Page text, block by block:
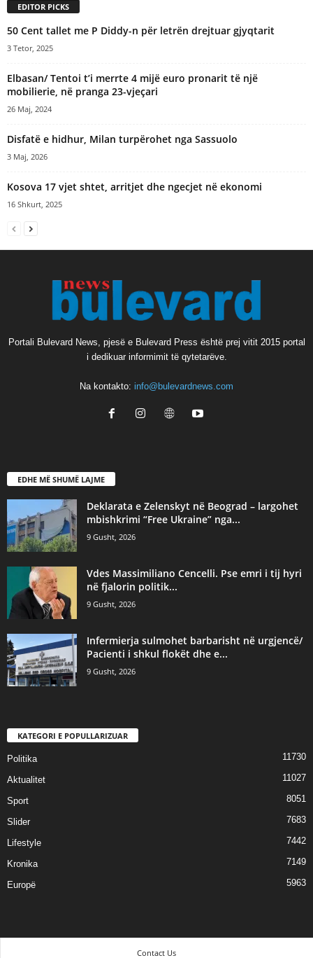
:
EDITOR PICKS
50 Cent tallet me P Diddy-n për letrën drejtuar gjyqtarit
3 Tetor, 2025
Elbasan/ Tentoi t’i merrte 4 mijë euro pronarit të një
mobilierie, në pranga 23-vjeçari
26 Maj, 2024
Disfatë e hidhur, Milan turpërohet nga Sassuolo
3 Maj, 2026
​Kosova 17 vjet shtet, arritjet dhe ngecjet në ekonomi
16 Shkurt, 2025
Portali Bulevard News, pjesë e Bulevard Press është prej vitit 2015 portal
i dedikuar informimit të qytetarëve.
Na kontakto: info@bulevardnews.com
EDHE MË SHUMË LAJME
Deklarata e Zelenskyt në Beograd – largohet
mbishkrimi “Free Ukraine” nga...
9 Gusht, 2026
Vdes Massimiliano Cencelli. Pse emri i tij hyri
në fjalorin politik...
9 Gusht, 2026
Infermierja sulmohet barbarisht në urgjencë/
Pacienti i shkul flokët dhe e...
9 Gusht, 2026
KATEGORI E POPULLARIZUAR
Politika 11730
Aktualitet 11027
Sport 8051
Slider 7683
Lifestyle 7442
Kronika 7149
Europë 5963
Contact Us